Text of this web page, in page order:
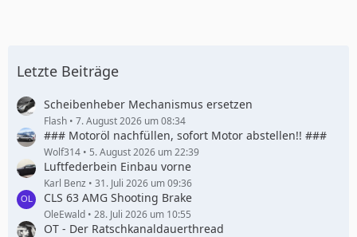
e
r
g
e
Letzte Beiträge
Scheibenheber Mechanismus ersetzen
Flash 7. August 2026 um 08:34
### Motoröl nachfüllen, sofort Motor abstellen!! ###
Wolf314 5. August 2026 um 22:39
Luftfederbein Einbau vorne
Karl Benz 31. Juli 2026 um 09:36
CLS 63 AMG Shooting Brake
OleEwald 28. Juli 2026 um 10:55
OT - Der Ratschkanaldauerthread